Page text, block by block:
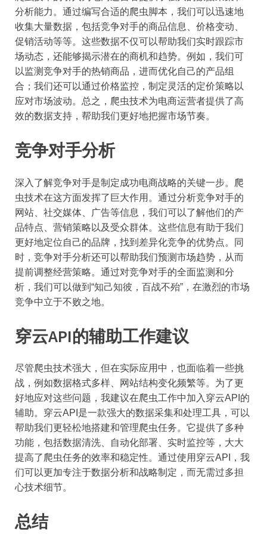
分析能力。通过编写合适的爬虫脚本，我们可以迅速地
收集大量数据，包括竞争对手的商品信息、价格变动、
促销活动等等。这些数据不仅可以帮助我们实时跟踪市
场动态，还能够揭示潜在的商机和趋势。例如，我们可
以监测竞争对手的热销商品，进而优化自己的产品组
合；我们还可以通过价格监控，制定灵活的定价策略以
应对市场波动。总之，爬虫技术为电商运营者提供了高
效的数据支持，帮助我们更好地把握市场节奏。
竞争对手分析
深入了解竞争对手是制定成功电商战略的关键一步。爬
虫技术在这方面发挥了巨大作用。通过分析竞争对手的
网站、社交媒体、广告等信息，我们可以了解他们的产
品特点、营销策略以及受众群体。这些信息有助于我们
更好地定位自己的品牌，找到差异化竞争的优势点。同
时，竞争对手分析还可以帮助我们预测市场趋势，从而
提前调整经营策略。通过对竞争对手的全面监测和分
析，我们可以做到“知己知彼，百战不殆”，在激烈的市场
竞争中立于不败之地。
穿云API的辅助工作建议
尽管爬虫技术强大，但在实际应用中，也面临着一些挑
战，例如数据格式多样、网站结构变化频繁等。为了更
好地应对这些问题，我建议在爬虫工作中加入穿云API的
辅助。穿云API是一款强大的数据采集和处理工具，可以
帮助我们更轻松地搭建和管理爬虫任务。它提供了多种
功能，包括数据清洗、自动化部署、实时监控等，大大
提高了爬虫任务的效率和稳定性。通过使用穿云API，我
们可以更加专注于数据分析和战略制定，而无需过多担
心技术细节。
总结